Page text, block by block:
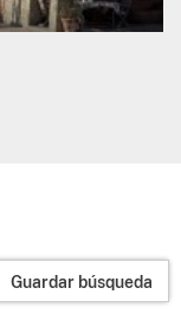
Guardar búsqueda